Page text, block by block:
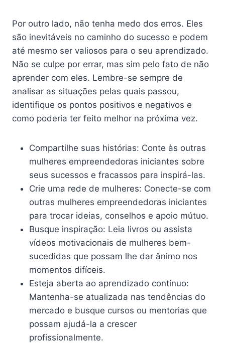
Por outro lado, não tenha medo dos erros. Eles
são inevitáveis no caminho do sucesso e podem
até mesmo ser valiosos para o seu aprendizado.
Não se culpe por errar, mas sim pelo fato de não
aprender com eles. Lembre-se sempre de
analisar as situações pelas quais passou,
identifique os pontos positivos e negativos e
como poderia ter feito melhor na próxima vez.
Compartilhe suas histórias: Conte às outras
mulheres empreendedoras iniciantes sobre
seus sucessos e fracassos para inspirá-las.
Crie uma rede de mulheres: Conecte-se com
outras mulheres empreendedoras iniciantes
para trocar ideias, conselhos e apoio mútuo.
Busque inspiração: Leia livros ou assista
vídeos motivacionais de mulheres bem-
sucedidas que possam lhe dar ânimo nos
momentos difíceis.
Esteja aberta ao aprendizado contínuo:
Mantenha-se atualizada nas tendências do
mercado e busque cursos ou mentorias que
possam ajudá-la a crescer
profissionalmente.